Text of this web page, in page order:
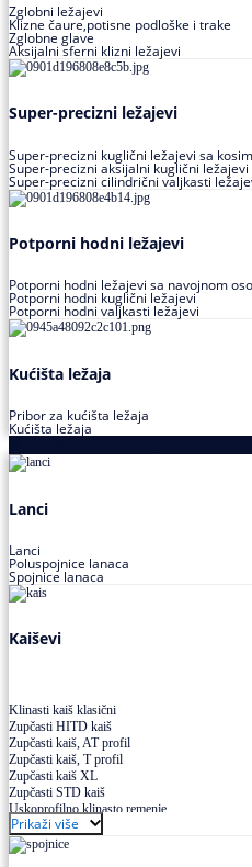
Zglobni ležajevi
Klizne čaure,potisne podloške i trake
Zglobne glave
Aksijalni sferni klizni ležajevi
Super-precizni ležajevi
Super-precizni kuglični ležajevi sa
Super-precizni aksijalni kuglični
Super-precizni cilindrični valjkasti
Potporni hodni ležajevi
Potporni hodni ležajevi sa navojnom
Potporni hodni kuglični ležajevi
Potporni hodni valjkasti ležajevi
Kućišta ležaja
Pribor za kućišta ležaja
Kućišta ležaja
Lanci
Lanci
Poluspojnice lanaca
Spojnice lanaca
Kaiševi
Klinasti kaiš klasični
Zupčasti HITD kaiš
Zupčasti kaiš, AT profil
Zupčasti kaiš, T profil
Zupčasti kaiš XL
Zupčasti STD kaiš
Uskoprofilno klinasto remenje
Uskoprofilno klinasto remenje spojeno
Uskoprofilno klinasto remenje XP extra power
Višekanalno remenje PJ,PK
Prikaži više